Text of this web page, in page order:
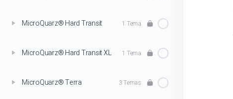
MicroQuarz® Hard Transit 1 Tema
MicroQuarz® Hard Transit XL 1 Tema
MicroQuarz® Terra 3 Temas